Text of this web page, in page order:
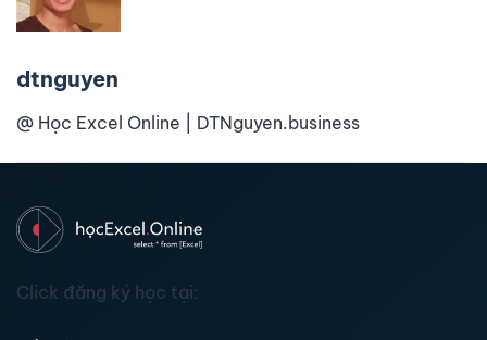
dtnguyen
@ Học Excel Online | DTNguyen.business
Click đăng ký học tại: